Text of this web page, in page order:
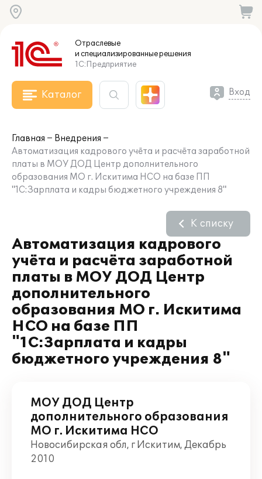
Отраслевые
и специализированныерешения
1С:Предприятие
Каталог Вход
Главная
Внедрения
Автоматизация кадрового учёта и расчёта заработной
платы в МОУ ДОД Центр дополнительного
образования МО г. Искитима НСО на базе ПП
"1С:Зарплата и кадры бюджетного учреждения 8"
Автоматизация кадрового
учёта и расчёта заработной
платы в МОУ ДОД Центр
дополнительного
образования МО г. Искитима
НСО на базе ПП
"1С:Зарплата и кадры
бюджетного учреждения 8"
К списку
МОУ ДОД Центр
дополнительного образования
МО г. Искитима НСО
Новосибирская обл, г Искитим, Декабрь
2010